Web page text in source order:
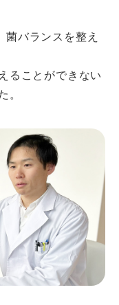
菌バランスを整え
ることができない
。